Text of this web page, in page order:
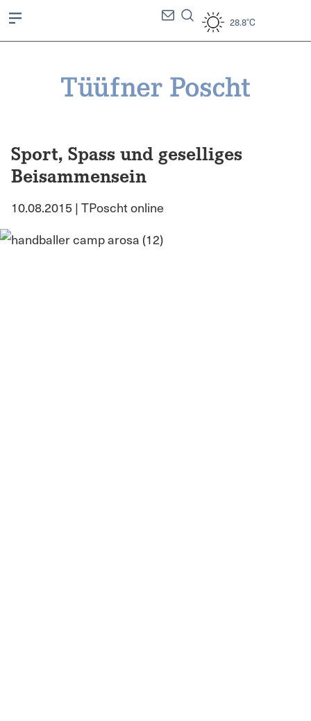
28.8°C
Sport, Spass und geselliges
Beisammensein
10.08.2015 | TPoscht online